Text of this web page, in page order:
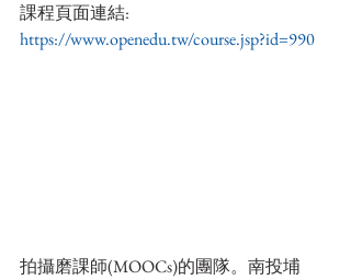
課程頁面連結:
https://www.openedu.tw/course.jsp?id=990
拍攝磨課師(MOOCs)的團隊。南投埔